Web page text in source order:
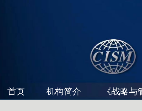
首页 机构简介 《战略与